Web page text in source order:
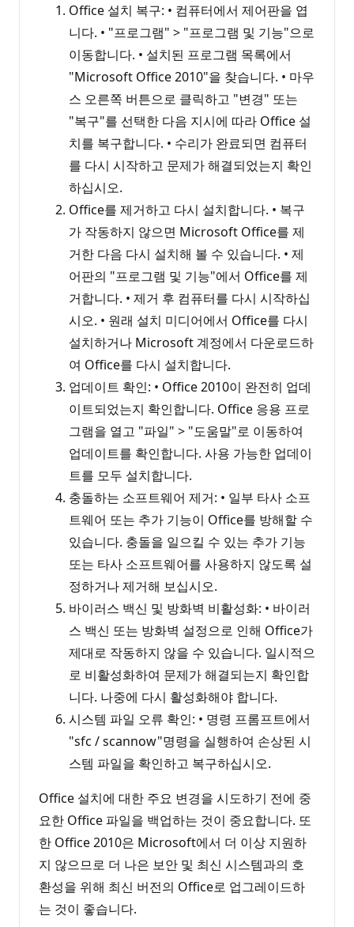
Office 설치 복구: • 컴퓨터에서 제어판을 엽
니다. • "프로그램" > "프로그램 및 기능"으로
이동합니다. • 설치된 프로그램 목록에서
"Microsoft Office 2010"을 찾습니다. • 마우
스 오른쪽 버튼으로 클릭하고 "변경" 또는
"복구"를 선택한 다음 지시에 따라 Office 설
치를 복구합니다. • 수리가 완료되면 컴퓨터
를 다시 시작하고 문제가 해결되었는지 확인
하십시오.
Office를 제거하고 다시 설치합니다. • 복구
가 작동하지 않으면 Microsoft Office를 제
거한 다음 다시 설치해 볼 수 있습니다. • 제
어판의 "프로그램 및 기능"에서 Office를 제
거합니다. • 제거 후 컴퓨터를 다시 시작하십
시오. • 원래 설치 미디어에서 Office를 다시
설치하거나 Microsoft 계정에서 다운로드하
여 Office를 다시 설치합니다.
업데이트 확인: • Office 2010이 완전히 업데
이트되었는지 확인합니다. Office 응용 프로
그램을 열고 "파일" > "도움말"로 이동하여
업데이트를 확인합니다. 사용 가능한 업데이
트를 모두 설치합니다.
충돌하는 소프트웨어 제거: • 일부 타사 소프
트웨어 또는 추가 기능이 Office를 방해할 수
있습니다. 충돌을 일으킬 수 있는 추가 기능
또는 타사 소프트웨어를 사용하지 않도록 설
정하거나 제거해 보십시오.
바이러스 백신 및 방화벽 비활성화: • 바이러
스 백신 또는 방화벽 설정으로 인해 Office가
제대로 작동하지 않을 수 있습니다. 일시적으
로 비활성화하여 문제가 해결되는지 확인합
니다. 나중에 다시 활성화해야 합니다.
시스템 파일 오류 확인: • 명령 프롬프트에서
"sfc / scannow"명령을 실행하여 손상된 시
스템 파일을 확인하고 복구하십시오.
Office 설치에 대한 주요 변경을 시도하기 전에 중
요한 Office 파일을 백업하는 것이 중요합니다. 또
한 Office 2010은 Microsoft에서 더 이상 지원하
지 않으므로 더 나은 보안 및 최신 시스템과의 호
환성을 위해 최신 버전의 Office로 업그레이드하
는 것이 좋습니다.